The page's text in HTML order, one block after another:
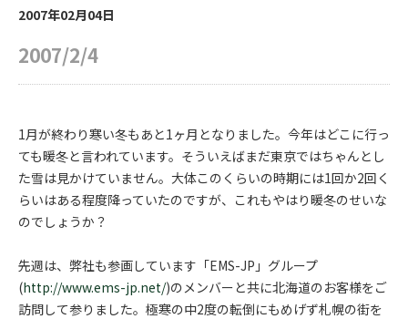
2007年02月04日
2007/2/4
1月が終わり寒い冬もあと1ヶ月となりました。今年はどこに行っ
ても暖冬と言われています。そういえばまだ東京ではちゃんとし
た雪は見かけていません。大体このくらいの時期には1回か2回く
らいはある程度降っていたのですが、これもやはり暖冬のせいな
のでしょうか？
先週は、弊社も参画しています「EMS-JP」グループ
(http://www.ems-jp.net/)のメンバーと共に北海道のお客様をご
訪問して参りました。極寒の中2度の転倒にもめげず札幌の街を